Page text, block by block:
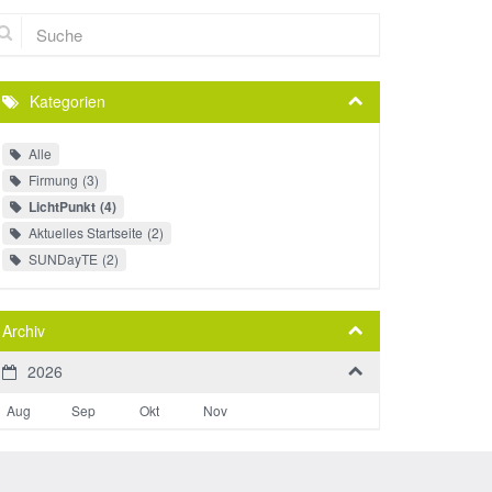
Kategorien
Alle
Firmung 3
LichtPunkt 4
Aktuelles Startseite 2
SUNDayTE 2
Archiv
2026
Aug Sep Okt Nov